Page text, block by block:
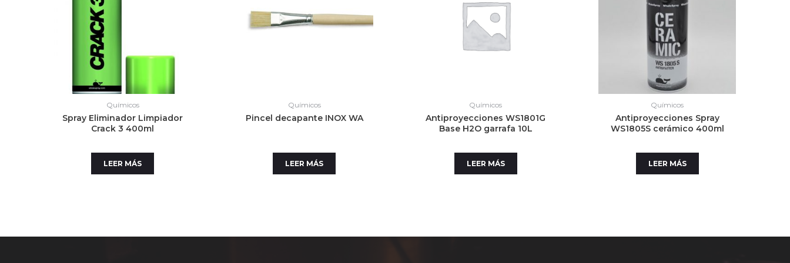
Químicos
Spray Eliminador Limpiador
Crack 3 400ml
LEER MÁS
Químicos
Pincel decapante INOX WA
LEER MÁS
Químicos
Antiproyecciones WS1801G
Base H2O garrafa 10L
LEER MÁS
Químicos
Antiproyecciones Spray
WS1805S cerámico 400ml
LEER MÁS